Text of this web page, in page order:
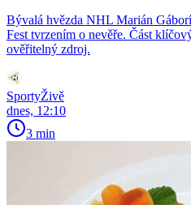
Bývalá hvězda NHL Marián
Fest tvrzením o nevěře. Část
ověřitelný zdroj.
SportyŽivě
dnes, 12:10
3 min